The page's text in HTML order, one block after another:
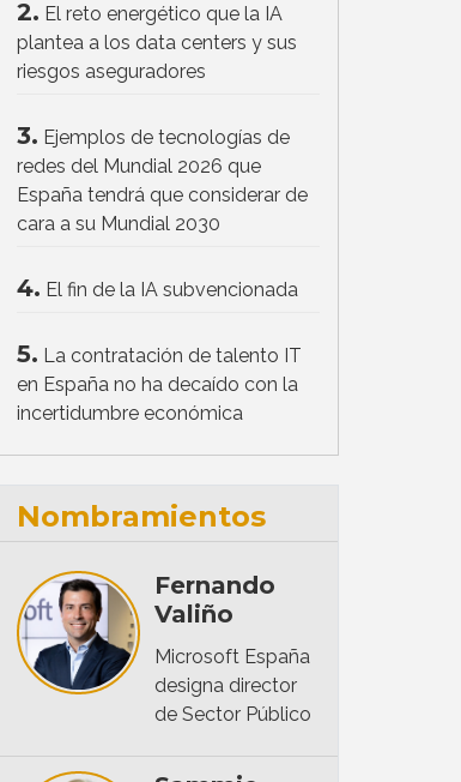
2. El reto energético que la IA
plantea a los data centers y sus
riesgos aseguradores
3. Ejemplos de tecnologías de
redes del Mundial 2026 que
España tendrá que considerar de
cara a su Mundial 2030
4. El fin de la IA subvencionada
5. La contratación de talento IT
en España no ha decaído con la
incertidumbre económica
Nombramientos
Fernando
Valiño
Microsoft España
designa director
de Sector Público